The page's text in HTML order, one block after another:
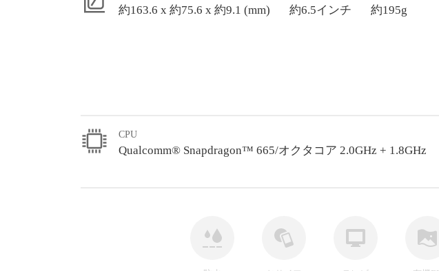
約163.6 x 約75.6 x 約9.1 (mm) 約6.5インチ 約195g
CPU
Qualcomm® Snapdragon™ 665/オクタコア 2.0GHz + 1.8GHz